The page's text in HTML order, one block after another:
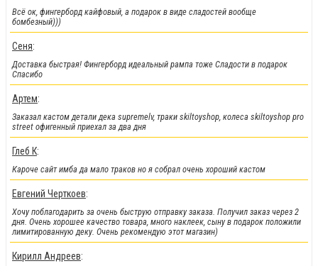
!!!Скидки!!!
На парки также на часть фингербордов
!!!Новинки!!!:
Всё ок, фингерборд кайфовый, а подарок в виде сладостей вообще
бомбезный)))
Сеня:
Доставка быстрая! Фингерборд идеальный рампа тоже Сладости в подарок
Спасибо
Артем:
Заказал кастом детали дека supremelv, траки skiltoyshop, колеса skiltoyshop pro
street офигенный приехал за два дня
Глеб К:
Кароче сайт имба да мало траков но я собрал очень хороший кастом
Евгений Черткоев:
Хочу поблагодарить за очень быструю отправку заказа. Получил заказ через 2
дня. Очень хорошее качество товара, много наклеек, сыну в подарок положили
лимитированную деку. Очень рекомендую этот магазин)
Кирилл Андреев: